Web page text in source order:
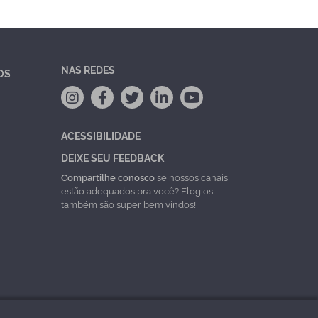
NAS REDES
ACESSIBILIDADE
DEIXE SEU FEEDBACK
Compartilhe conoscose nossos canais
estão adequados pra você? Elogios
também são super bem vindos!